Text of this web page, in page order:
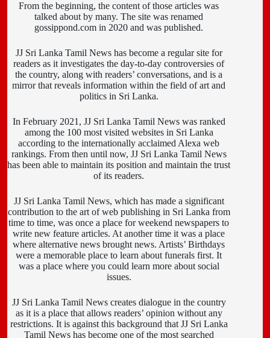
From the beginning, the content of those articles was
talked about by many. The site was renamed
gossippond.com in 2020 and was published.
JJ Sri Lanka Tamil News has become a regular site for
readers as it investigates the day-to-day controversies of
the country, along with readers’ conversations, and is a
mirror that reveals information within the field of art and
politics in Sri Lanka.
In February 2021, JJ Sri Lanka Tamil News was ranked
among the 100 most visited websites in Sri Lanka
according to the internationally acclaimed Alexa web
rankings. From then until now, JJ Sri Lanka Tamil News
has been able to maintain its position and maintain the trust
of its readers.
JJ Sri Lanka Tamil News, which has made a significant
contribution to the art of web publishing in Sri Lanka from
time to time, was once a place for weekend newspapers to
write new feature articles. At another time it was a place
where alternative news brought news. Artists’ Birthdays
were a memorable place to learn about funerals first. It
was a place where you could learn more about social
issues.
JJ Sri Lanka Tamil News creates dialogue in the country
as it is a place that allows readers’ opinion without any
restrictions. It is against this background that JJ Sri Lanka
Tamil News has become one of the most searched